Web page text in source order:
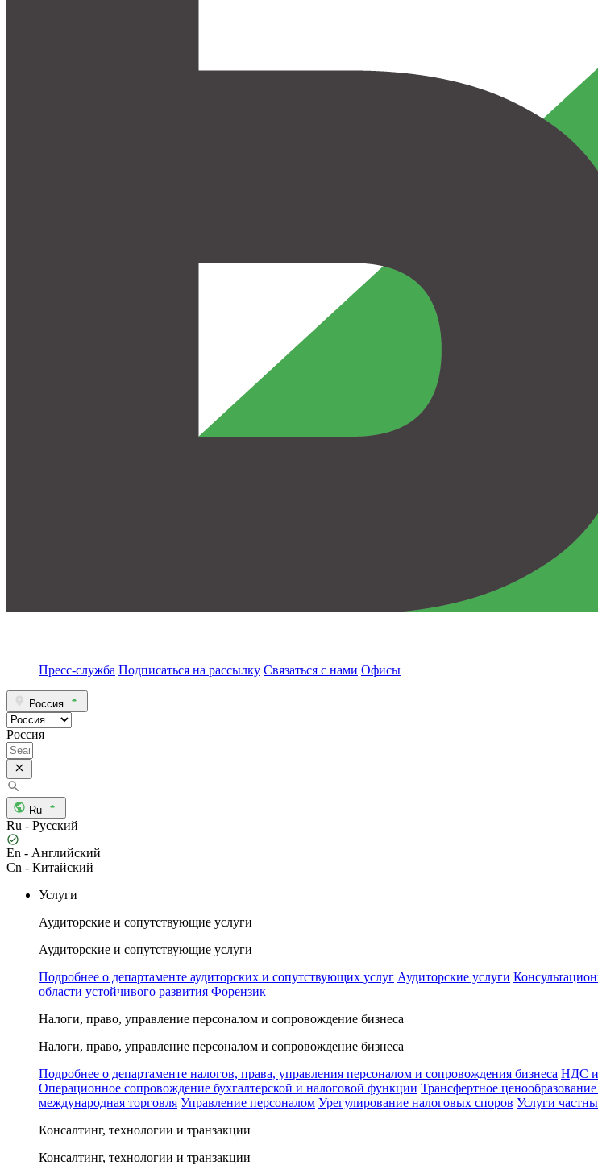
Пресс-служба Подписаться на рассылку Связаться с нами Офисы
Россия
Россия
Ru
Ru - Русский
En - Английский
Cn - Китайский
Услуги
Аудиторские и сопутствующие услуги
Аудиторские и сопутствующие услуги
Подробнее о департаменте аудиторских и сопутствующих услуг Аудиторские услуги
области устойчивого развития Форензик
Налоги, право, управление персоналом и сопровождение бизнеса
Налоги, право, управление персоналом и сопровождение бизнеса
Подробнее о департаменте налогов, права, управления персоналом и сопровождения бизнеса НДС и
Операционное сопровождение бухгалтерской и налоговой функции Трансфертное
международная торговля Управление персоналом Урегулирование налоговых споров Услуги
Консалтинг, технологии и транзакции
Консалтинг, технологии и транзакции